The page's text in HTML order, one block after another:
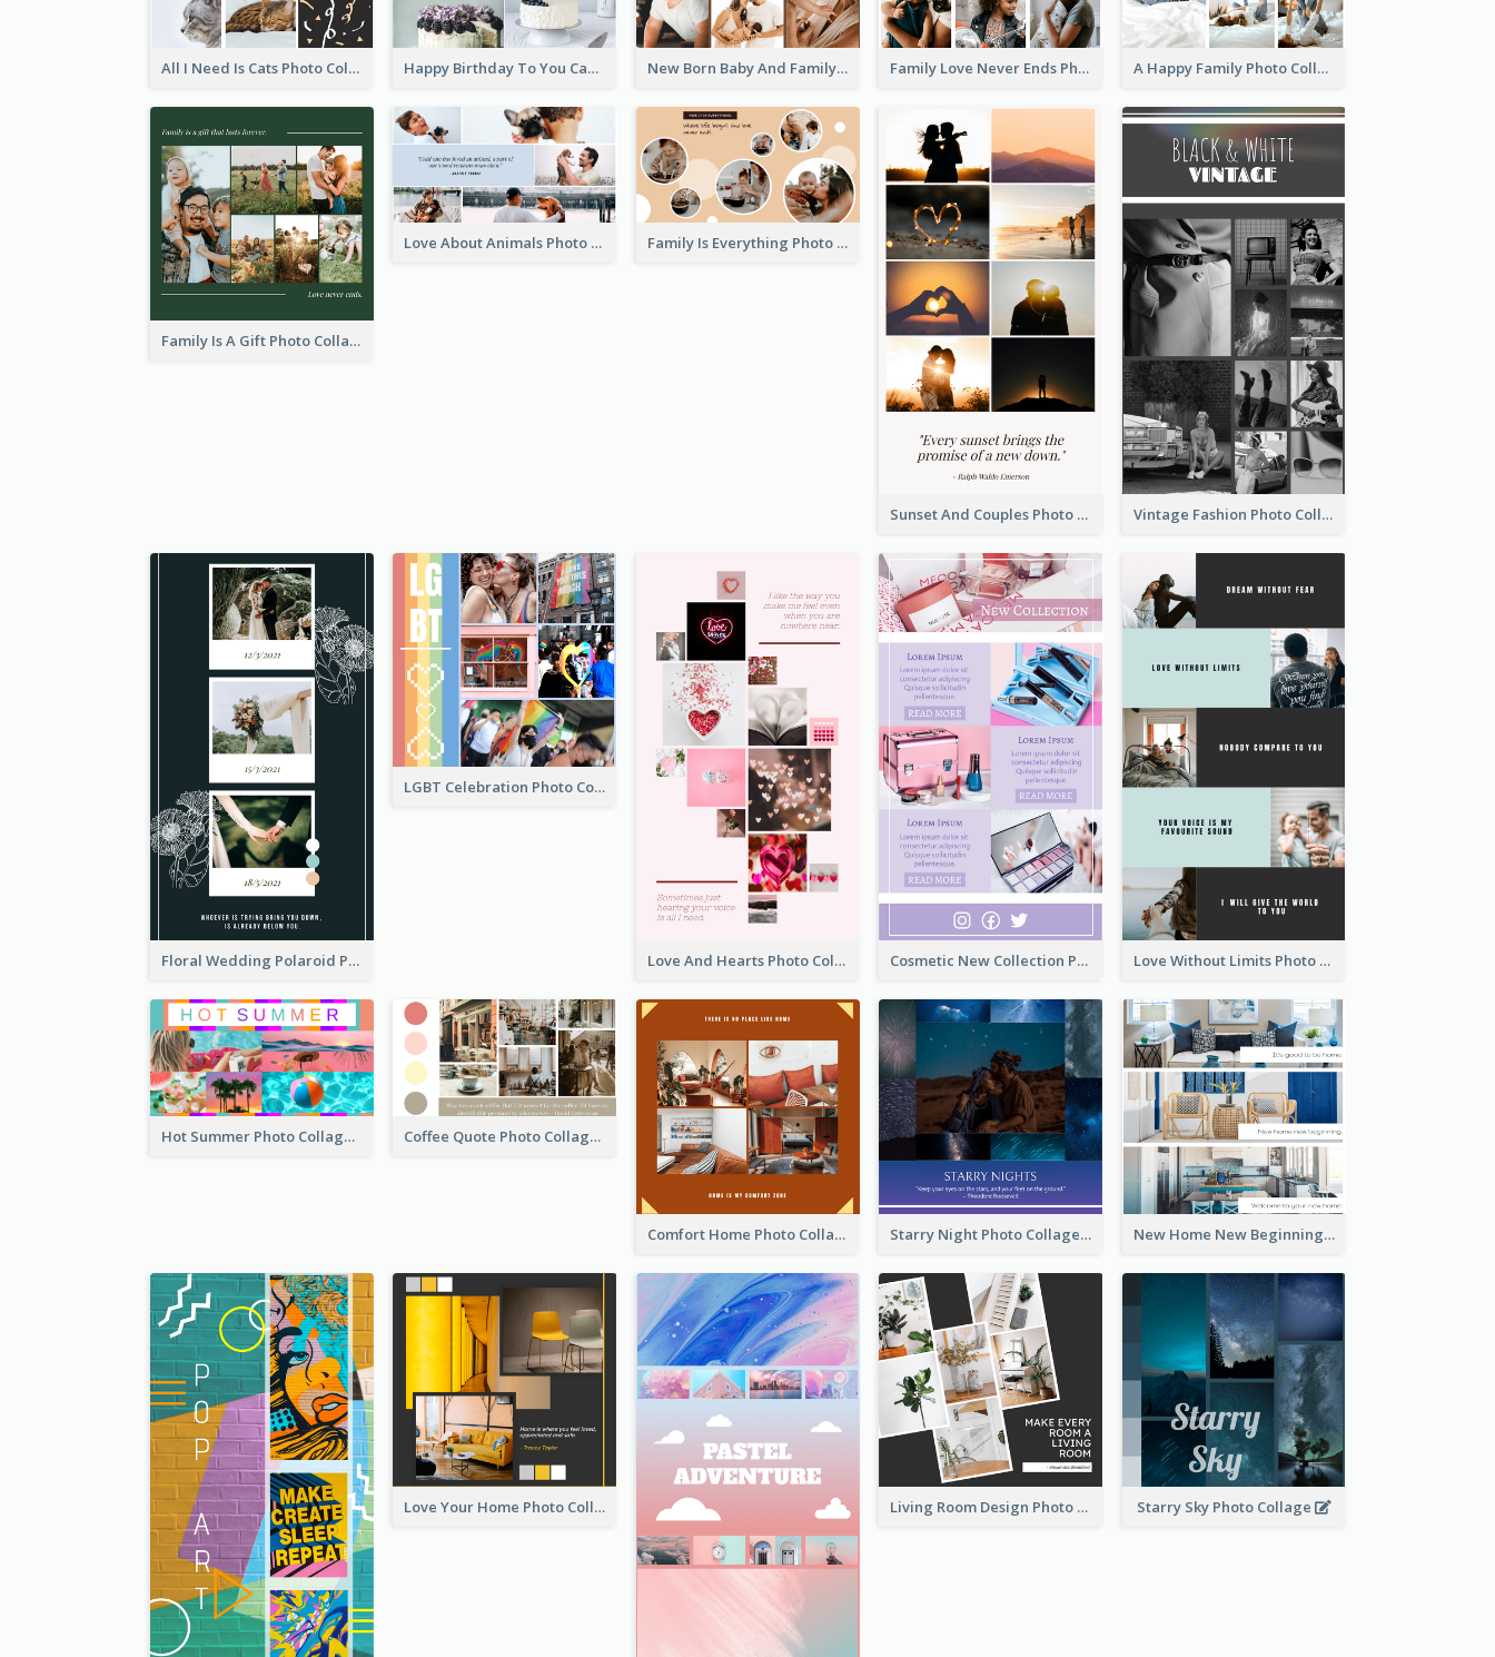
All I Need Is Cats Photo Collage Happy Birthday To You Cakes Photo Collage New Born Baby And Family Photo Collage Family Love Never Ends Photo Collage A Happy Family Photo Collage
Family Is A Gift Photo Collage
Love About Animals Photo Collage Family Is Everything Photo Collage
Sunset And Couples Photo Collage Vintage Fashion Photo Collage
Floral Wedding Polaroid Photo Collage
LGBT Celebration Photo Collage
Love And Hearts Photo Collage Cosmetic New Collection Photo Collage Love Without Limits Photo Collage
Hot Summer Photo Collage Coffee Quote Photo Collage
Comfort Home Photo Collage Starry Night Photo Collage New Home New Beginning Photo Collage
Love Your Home Photo Collage Living Room Design Photo Collage Starry Sky Photo Collage